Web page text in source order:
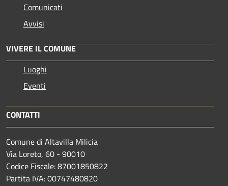
Comunicati
Avvisi
VIVERE IL COMUNE
Luoghi
Eventi
CONTATTI
Comune di Altavilla Milicia
Via Loreto, 60 - 90010
Codice Fiscale: 87001850822
Partita IVA: 00747480820